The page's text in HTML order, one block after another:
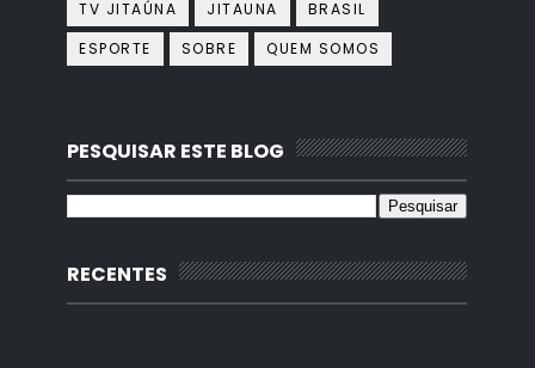
TV JITAÚNA
JITAUNA
BRASIL
ESPORTE
SOBRE QUEM SOMOS
PESQUISAR ESTE BLOG
RECENTES